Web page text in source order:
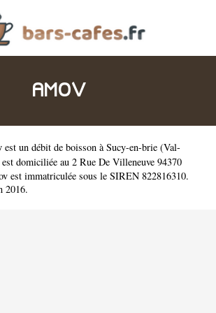
AMOV
est un débit de boisson à Sucy-en-brie (Val-
est domiciliée au 2 Rue De Villeneuve 94370
est immatriculée sous le SIREN 822816310.
2016.